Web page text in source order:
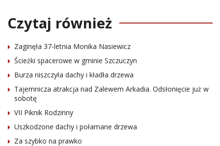
Czytaj również
Zaginęła 37-letnia Monika Nasiewicz
Ścieżki spacerowe w gminie Szczuczyn
Burza niszczyła dachy i kładła drzewa
Tajemnicza atrakcja nad Zalewem Arkadia. Odsłonięcie już w
sobotę
VII Piknik Rodzinny
Uszkodzone dachy i połamane drzewa
Za szybko na prawko